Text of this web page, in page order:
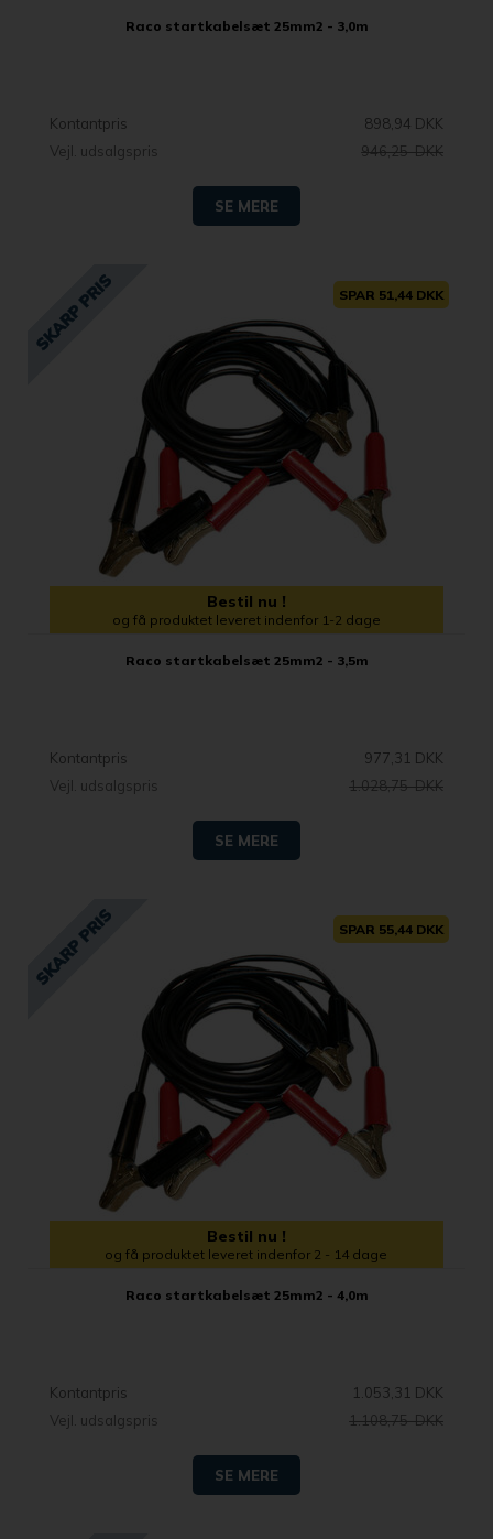
Raco startkabelsæt 25mm2 - 3,0m
Kontantpris
898,94 DKK
Vejl. udsalgspris
946,25 DKK
SE MERE
SPAR 51,44 DKK
Bestil nu !
og få produktet leveret indenfor 1-2 dage
Raco startkabelsæt 25mm2 - 3,5m
Kontantpris
977,31 DKK
Vejl. udsalgspris
1.028,75 DKK
SE MERE
SPAR 55,44 DKK
Bestil nu !
og få produktet leveret indenfor 2 - 14 dage
Raco startkabelsæt 25mm2 - 4,0m
Kontantpris
1.053,31 DKK
Vejl. udsalgspris
1.108,75 DKK
SE MERE